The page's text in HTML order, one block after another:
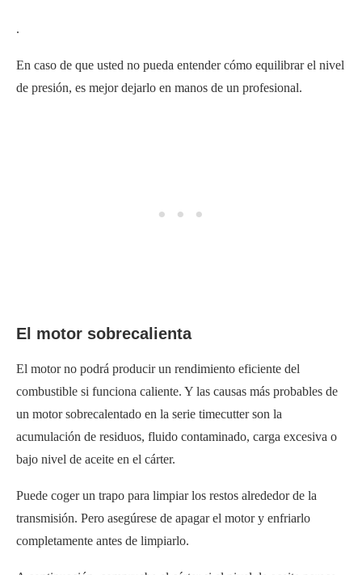
.
En caso de que usted no pueda entender cómo equilibrar el nivel
de presión, es mejor dejarlo en manos de un profesional.
El motor sobrecalienta
El motor no podrá producir un rendimiento eficiente del
combustible si funciona caliente. Y las causas más probables de
un motor sobrecalentado en la serie timecutter son la
acumulación de residuos, fluido contaminado, carga excesiva o
bajo nivel de aceite en el cárter.
Puede coger un trapo para limpiar los restos alrededor de la
transmisión. Pero asegúrese de apagar el motor y enfriarlo
completamente antes de limpiarlo.